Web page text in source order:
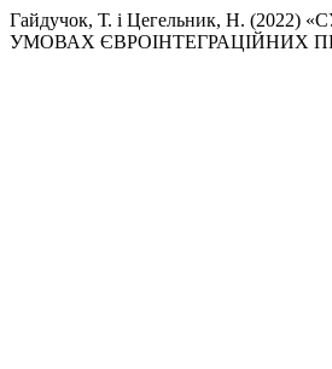
Гайдучок, Т. і Цегельник, Н.
УМОВАХ ЄВРОІНТЕГРАЦІЙНИХ